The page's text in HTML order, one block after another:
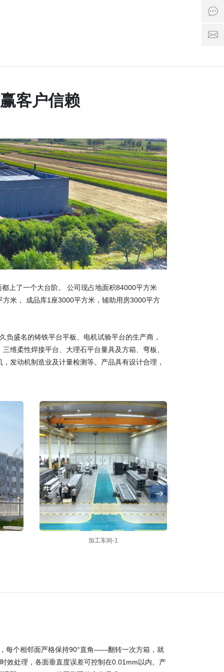
客户信赖
上了一个大台阶。 公司现占地面积84000平方米
米， 成品库1座3000平方米，辅助用房3000平方
盛名的铸铁平台平板、电机试验平台的生产商，
维柔性焊接平台、大理石平台量具及方箱、弯板、
发动机制造业及计量检测等。产品具有设计合理，
加工车间-1
每个相邻面严格保持90°直角——翻转一次方箱，就
效处理，各面垂直度误差可控制在0.01mm以内。产
点击
邮箱